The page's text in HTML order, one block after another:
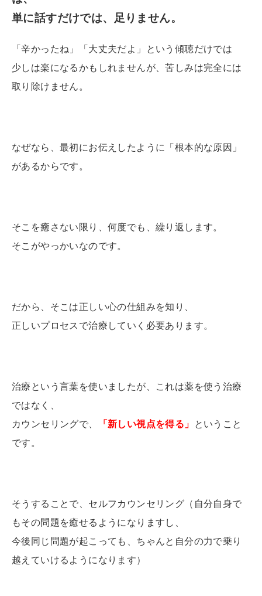
単に話すだけでは、足りません。
「辛かったね」「大丈夫だよ」という傾聴だけでは
少しは楽になるかもしれませんが、苦しみは完全には
取り除けません。
なぜなら、最初にお伝えしたように「根本的な原因」
があるからです。
そこを癒さない限り、何度でも、繰り返します。
そこがやっかいなのです。
だから、そこは正しい心の仕組みを知り、
正しいプロセスで治療していく必要あります。
治療という言葉を使いましたが、これは薬を使う治療
ではなく、
カウンセリングで、
「新しい視点を得る」
ということ
です。
そうすることで、セルフカウンセリング（自分自身で
もその問題を癒せるようになりますし、
今後同じ問題が起こっても、ちゃんと自分の力で乗り
越えていけるようになります）